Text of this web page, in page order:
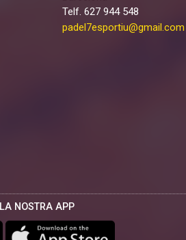
Telf. 627 944 548
padel7esportiu@gmail.com
NOSTRA APP